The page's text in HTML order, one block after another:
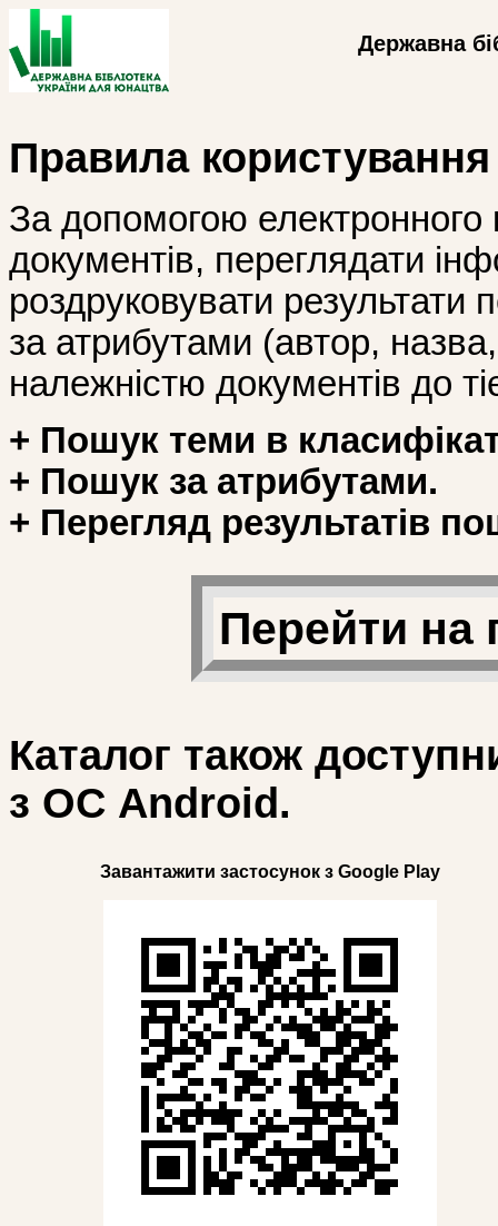
Державна
Правила
За допомогою
документів, переглядати
роздруковувати
за атрибутами (автор, назва,
належністю документів до
+ Пошук теми в
+ Пошук за атрибутами.
+ Перегляд результатів
Перейти на
Каталог також
з ОС Android.
Завантажити застосунок з Google Play